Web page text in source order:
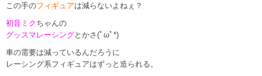
この手のフィギュアは減らないよねぇ？
初音ミク ちゃんの
グッスマレーシングとかさ(ﾟωﾟ*)
車の需要は減っているんだろうに
レーシング系フィギュアはずっと造られる。